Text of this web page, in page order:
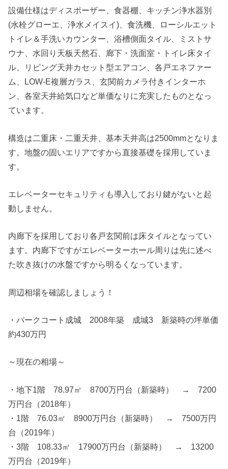
設備仕様はディスポーザー、食器棚、キッチン浄水器別
(水栓グローエ、浄水メイスイ)、食洗機、ローシルエット
トイレ＆手洗いカウンター、浴槽側面タイル、ミストサ
ウナ、水回り天板天然石、廊下・洗面室・トイレ床タイ
ル、リビング天井カセット型エアコン、各戸エネファー
ム、LOW-E複層ガラス、玄関前カメラ付きインターホ
ン、各室天井給気口など単価なりに充実したものとなっ
ています。
構造は二重床・二重天井、基本天井高は2500mmとなりま
す。地盤の固いエリアですから直接基礎を採用していま
す。
エレベーターセキュリティも導入しており鍵がないと起
動しません。
内廊下を採用しており各戸玄関前は床タイルとなってい
ます。内廊下ですがエレベーターホール周りは先に述べ
た吹き抜けの水盤ですから明るくなっています。
周辺相場を確認しましょう！
・パークコート成城 2008年築 成城3 新築時の坪単価
約430万円
～現在の相場～
・地下1階 78.97㎡ 8700万円台（新築時） → 7200
万円台（2018年）
・1階 76.03㎡ 8900万円台（新築時） → 7500万円
台（2019年）
・3階 108.33㎡ 17900万円台（新築時） → 13200
万円台（2019年）